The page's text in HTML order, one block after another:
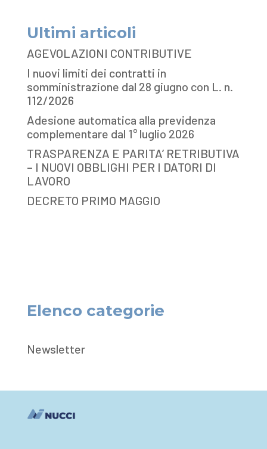
Ultimi articoli
AGEVOLAZIONI CONTRIBUTIVE
I nuovi limiti dei contratti in
somministrazione dal 28 giugno con L. n.
112/2026
Adesione automatica alla previdenza
complementare dal 1° luglio 2026
TRASPARENZA E PARITA’ RETRIBUTIVA
– I NUOVI OBBLIGHI PER I DATORI DI
LAVORO
DECRETO PRIMO MAGGIO
Elenco categorie
Newsletter